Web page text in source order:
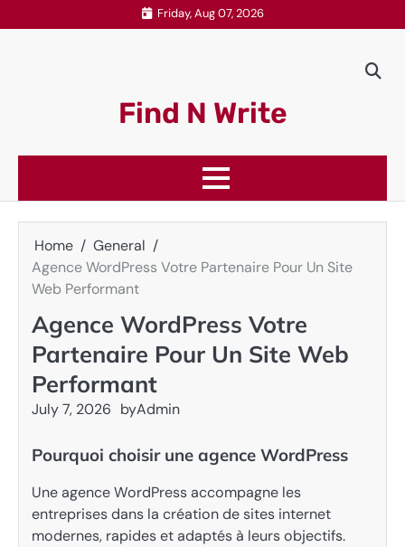
to
Friday, Aug 07, 2026
Find N Write
Home
General
Agence WordPress Votre Partenaire Pour Un Site
Web Performant
Agence WordPress Votre
Partenaire Pour Un Site Web
Performant
July 7, 2026 byAdmin
Pourquoi choisir une agence WordPress
Une agence WordPress accompagne les
entreprises dans la création de sites internet
modernes, rapides et adaptés à leurs objectifs.